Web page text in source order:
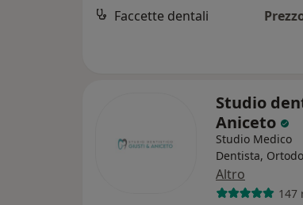
Faccette dentali
Studio
Aniceto
Studio Medico
Dentista,
Altro
147